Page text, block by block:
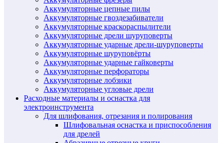
Аккумуляторные цепные пилы
Аккумуляторные гвоздезабиватели
Аккумуляторные краскораспылители
Аккумуляторные дрели шуруповерты
Аккумуляторные ударные дрели-шуруповерты
Аккумуляторные шуруповёрты
Аккумуляторные ударные гайковерты
Аккумуляторные перфораторы
Аккумуляторные лобзики
Аккумуляторные угловые дрели
Расходные материалы и оснастка для
электроинструмента
Для шлифования, отрезания и полирования
Шлифовальная оснастка и приспособления
для дрелей